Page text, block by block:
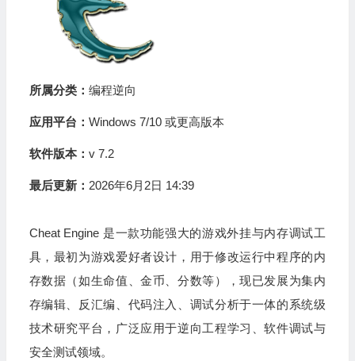
所属分类： 编程逆向
应用平台： Windows 7/10 或更高版本
软件版本： v 7.2
最后更新： 2026年6月2日 14:39
Cheat Engine 是一款功能强大的游戏外挂与内存调试工
具，最初为游戏爱好者设计，用于修改运行中程序的内
存数据（如生命值、金币、分数等），现已发展为集内
存编辑、反汇编、代码注入、调试分析于一体的系统级
技术研究平台，广泛应用于逆向工程学习、软件调试与
安全测试领域。